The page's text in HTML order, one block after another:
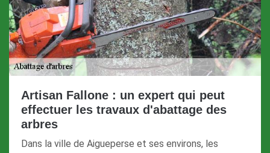
Artisan Fallone : un expert qui peut
effectuer les travaux d'abattage des
arbres
Dans la ville de Aigueperse et ses environs, les